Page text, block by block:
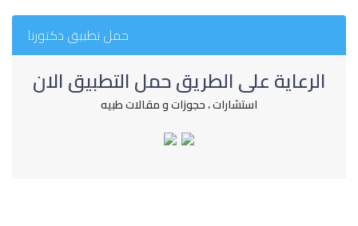
حمل تطبيق دكتورنا
الرعاية على الطريق حمل التطبيق الان
استشارات ، حجوزات و مقالات طبيه